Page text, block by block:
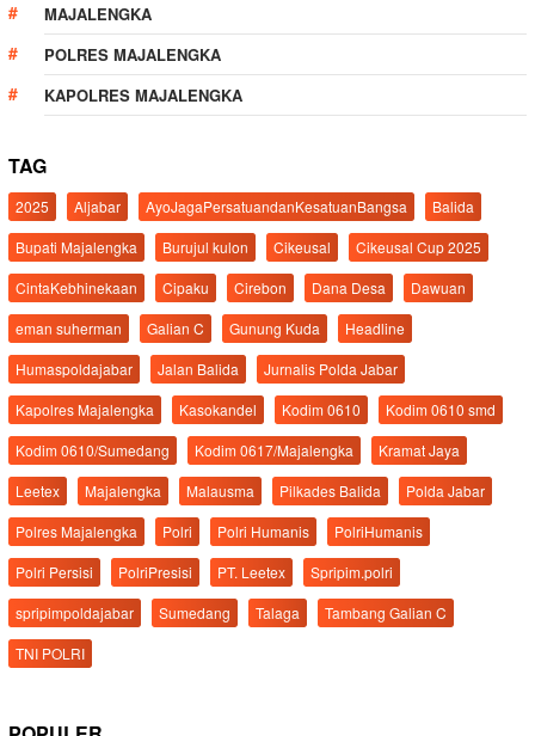
MAJALENGKA
POLRES MAJALENGKA
KAPOLRES MAJALENGKA
TAG
2025 Aljabar AyoJagaPersatuandanKesatuanBangsa
Balida
Bupati Majalengka
Burujul kulon Cikeusal
Cikeusal Cup 2025
CintaKebhinekaan
Cipaku Cirebon Dana Desa
Dawuan
eman suherman
Galian C Gunung Kuda
Headline
Humaspoldajabar
Jalan Balida
Jurnalis Polda Jabar
Kapolres Majalengka
Kasokandel Kodim 0610
Kodim 0610 smd
Kodim 0610/Sumedang
Kodim 0617/Majalengka
Kramat Jaya
Leetex
Majalengka Malausma Pilkades Balida
Polda Jabar
Polres Majalengka
Polri Polri Humanis
PolriHumanis
Polri Persisi
PolriPresisi PT. Leetex
Spripim.polri
spripimpoldajabar
Sumedang Talaga
Tambang Galian C
TNI POLRI